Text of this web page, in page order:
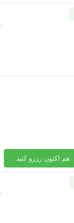
هم اکنون رزرو کنید